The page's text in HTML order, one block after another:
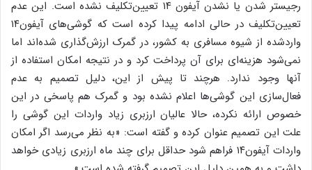
رجیستر شدن یا نشدن آیفون ۱۴ تعیین‌تکلیف نشده است. این عدم
تعیین‌تکلیف در حالی ادامه پیدا کرده است که گوشی‌های آیفون۱۴
واردشده از شیوه مسافری به کشور، در گمرک ارزش‌گذاری شده‌اند اما
نمی‌شود هزینه‌ای برای آن پرداخت کرد و در نتیجه امکان استفاده از
آنها وجود ندارد. هرچند تا پیش از این، دلیل تصمیم به عدم
فعال‌سازی این گوشی‌ها اعلام نشده بود و گمرک هم پاسخی در این
خصوص ارائه نکرده، حالا عالیان ارزبری زیاد واردات این گوشی را
علت این تصمیم عنوان کرده و گفته است: «به نظر می‌رسد اگر امکان
واردات آیفون۱۴ فراهم شود حداقل برای چند ماه ارزبری زیادی خواهد